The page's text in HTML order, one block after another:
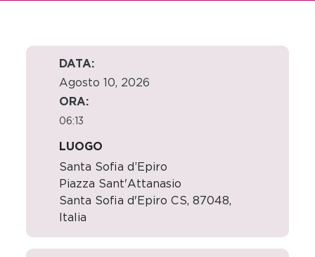
DATA:
Agosto 10, 2026
ORA:
06:13
LUOGO
Santa Sofia d’Epiro
Piazza Sant'Attanasio
Santa Sofia d'Epiro CS, 87048,
Italia